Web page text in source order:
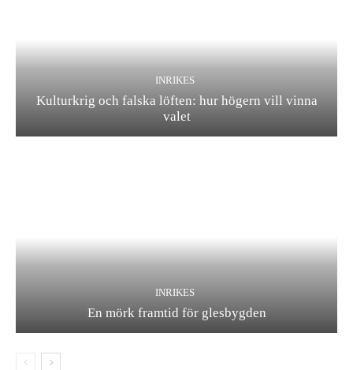
INRIKES
Kulturkrig och falska löften: hur högern vill vinna
valet
INRIKES
En mörk framtid för glesbygden